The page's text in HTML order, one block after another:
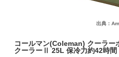
出典：
コールマン(Coleman) クーラー
クーラーⅡ 25L 保冷力約42時間